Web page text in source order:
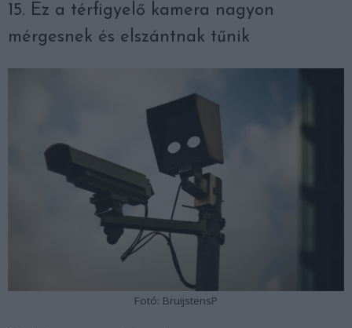
15. Ez a térfigyelő kamera nagyon
mérgesnek és elszántnak tűnik
Fotó: BruijstensP